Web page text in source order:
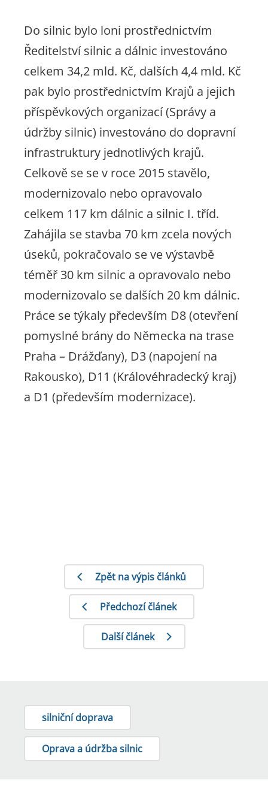
Do silnic bylo loni prostřednictvím
Ředitelství silnic a dálnic investováno
celkem 34,2 mld. Kč, dalších 4,4 mld. Kč
pak bylo prostřednictvím Krajů a jejich
příspěvkových organizací (Správy a
údržby silnic) investováno do dopravní
infrastruktury jednotlivých krajů.
Celkově se se v roce 2015 stavělo,
modernizovalo nebo opravovalo
celkem 117 km dálnic a silnic I. tříd.
Zahájila se stavba 70 km zcela nových
úseků, pokračovalo se ve výstavbě
téměř 30 km silnic a opravovalo nebo
modernizovalo se dalších 20 km dálnic.
Práce se týkaly především D8 (otevření
pomyslné brány do Německa na trase
Praha – Drážďany), D3 (napojení na
Rakousko), D11 (Královéhradecký kraj)
a D1 (především modernizace).
Zpět na výpis článků
Předchozí článek
Další článek
silniční doprava
Oprava a údržba silnic